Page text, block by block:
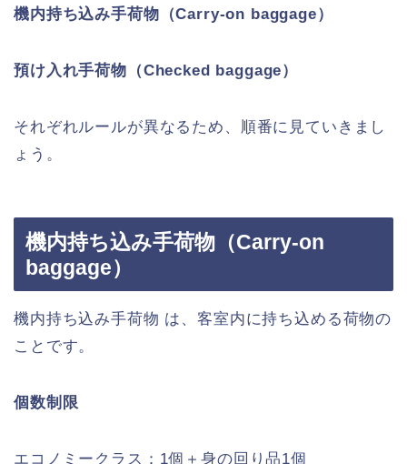
機内持ち込み手荷物（Carry-on baggage）
預け入れ手荷物（Checked baggage）
それぞれルールが異なるため、順番に見ていきまし
ょう。
機内持ち込み手荷物（Carry-on
baggage）
機内持ち込み手荷物 は、客室内に持ち込める荷物の
ことです。
個数制限
エコノミークラス：1個＋身の回り品1個